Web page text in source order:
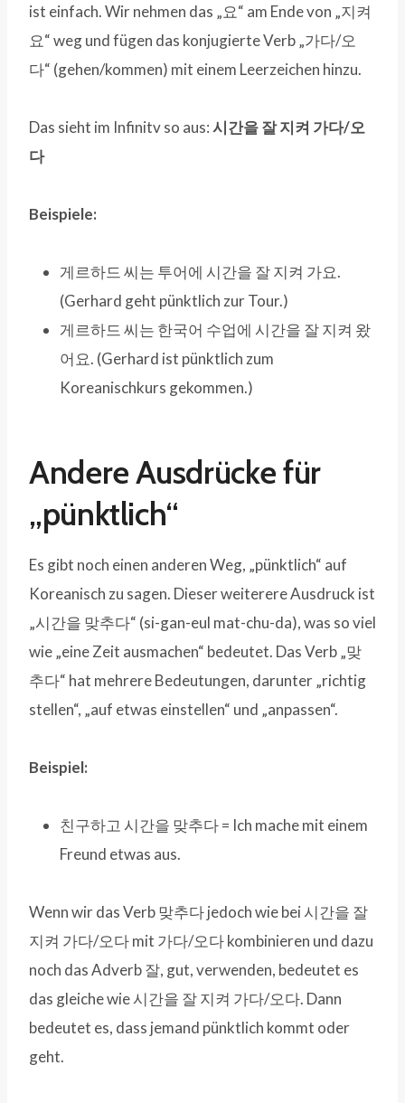
ist einfach. Wir nehmen das „요“ am Ende von „지켜
요“ weg und fügen das konjugierte Verb „가다/오
다“ (gehen/kommen) mit einem Leerzeichen hinzu.
Das sieht im Infinitv so aus:시간을 잘 지켜 가다/오
다
Beispiele:
게르하드 씨는 투어에 시간을 잘 지켜 가요.
(Gerhard geht pünktlich zur Tour.)
게르하드 씨는 한국어 수업에 시간을 잘 지켜 왔
어요. (Gerhard ist pünktlich zum
Koreanischkurs gekommen.)
Andere Ausdrücke für
„pünktlich“
Es gibt noch einen anderen Weg, „pünktlich“ auf
Koreanisch zu sagen. Dieser weiterere Ausdruck ist
„시간을 맞추다“ (si-gan-eul mat-chu-da), was so viel
wie „eine Zeit ausmachen“ bedeutet. Das Verb „맞
추다“ hat mehrere Bedeutungen, darunter „richtig
stellen“, „auf etwas einstellen“ und „anpassen“.
Beispiel:
친구하고 시간을 맞추다 = Ich mache mit einem
Freund etwas aus.
Wenn wir das Verb 맞추다 jedoch wie bei 시간을 잘
지켜 가다/오다 mit 가다/오다 kombinieren und dazu
noch das Adverb 잘, gut, verwenden, bedeutet es
das gleiche wie 시간을 잘 지켜 가다/오다. Dann
bedeutet es, dass jemand pünktlich kommt oder
geht.